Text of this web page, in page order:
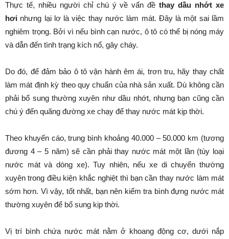
Thực tế, nhiều người chỉ chú ý về vấn đề thay dầu nhớt xe
hơi nhưng lại lơ là việc thay nước làm mát. Đây là một sai lầm
nghiêm trọng. Bởi vì nếu bình cạn nước, ô tô có thể bị nóng máy
và dẫn đến tình trạng kích nổ, gây cháy.
Do đó, để đảm bảo ô tô vận hành êm ái, trơn tru, hãy thay chất
làm mát định kỳ theo quy chuẩn của nhà sản xuất. Dù không cần
phải bổ sung thường xuyên như dầu nhớt, nhưng bạn cũng cần
chú ý đến quãng đường xe chạy để thay nước mát kịp thời.
Theo khuyến cáo, trung bình khoảng 40.000 – 50.000 km (tương
đương 4 – 5 năm) sẽ cần phải thay nước mát một lần (tùy loại
nước mát và dòng xe). Tuy nhiên, nếu xe di chuyển thường
xuyên trong điều kiện khắc nghiệt thì bạn cần thay nước làm mát
sớm hơn. Vì vậy, tốt nhất, bạn nên kiểm tra bình đựng nước mát
thường xuyên để bổ sung kịp thời.
Vị trí bình chứa nước mát nằm ở khoang động cơ, dưới nắp